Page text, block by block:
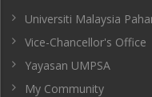
Universiti Malaysia
Vice-Chancellor's Office
Yayasan UMPSA
My Community